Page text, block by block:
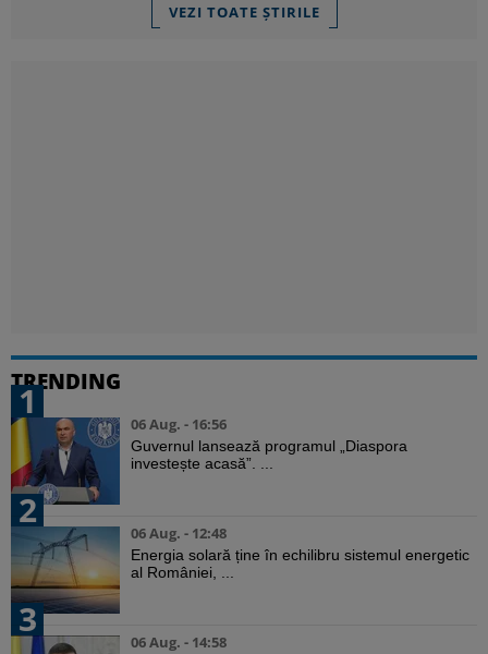
VEZI TOATE ȘTIRILE
TRENDING
1
06 Aug. - 16:56
Guvernul lansează programul „Diaspora
investește acasă”. ...
2
06 Aug. - 12:48
Energia solară ține în echilibru sistemul energetic
al României, ...
3
06 Aug. - 14:58